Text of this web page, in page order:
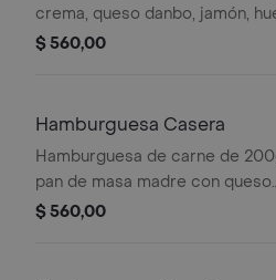
crema, queso danbo, jamón,
lechuga, rúcula, tomate,
$ 560,00
Hamburguesa Casera
Hamburguesa de carne de
pan de masa madre con queso
crema, queso cheddar, panceta,
$ 560,00